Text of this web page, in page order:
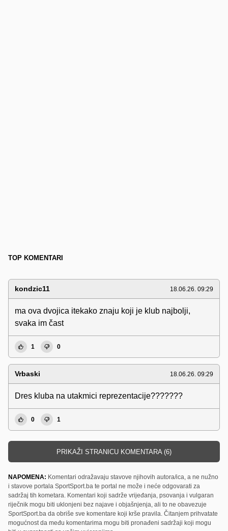
TOP KOMENTARI
kondzic11 18.06.26. 09:29
ma ova dvojica itekako znaju koji je klub najbolji,
svaka im čast
1 0
Vrbaski 18.06.26. 09:29
Dres kluba na utakmici reprezentacije???????
0 1
PRIKAŽI STRANICU KOMENTARA (6)
NAPOMENA: Komentari odražavaju stavove njihovih autora/ica, a ne nužno
i stavove portala SportSport.ba te portal ne može i neće odgovarati za
sadržaj tih kometara. Komentari koji sadrže vrijeđanja, psovanja i vulgaran
riječnik mogu biti uklonjeni bez najave i objašnjenja, ali to ne obavezuje
SportSport.ba da obriše sve komentare koji krše pravila. Čitanjem prihvatate
mogućnost da među komentarima mogu biti pronađeni sadržaji koji mogu